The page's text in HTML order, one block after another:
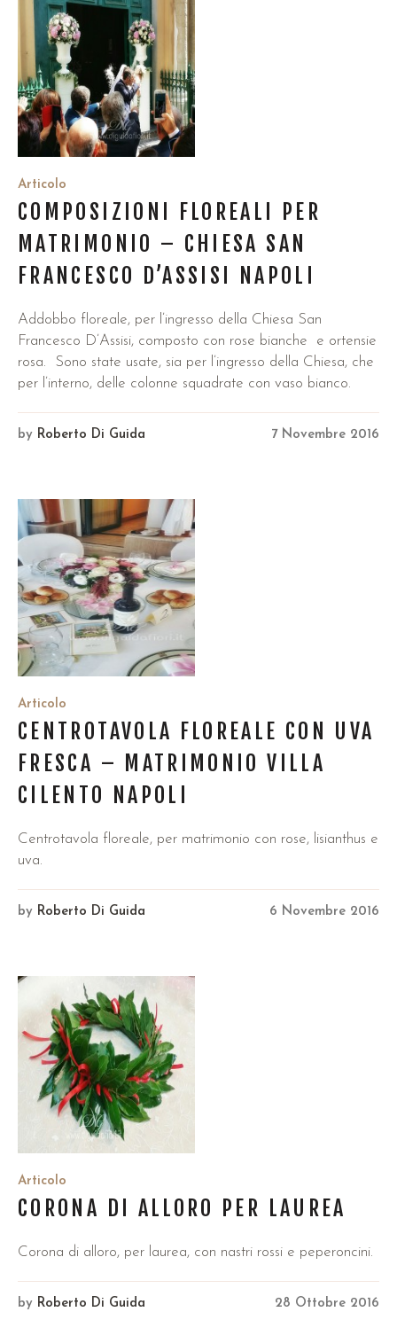
Articolo
COMPOSIZIONI FLOREALI PER
MATRIMONIO – CHIESA SAN
FRANCESCO D’ASSISI NAPOLI
Addobbo floreale, per l’ingresso della Chiesa San
Francesco D’Assisi, composto con rose bianche e ortensie
rosa. Sono state usate, sia per l’ingresso della Chiesa, che
per l’interno, delle colonne squadrate con vaso bianco.
7 Novembre 2016
by Roberto Di Guida
Articolo
CENTROTAVOLA FLOREALE CON UVA
FRESCA – MATRIMONIO VILLA
CILENTO NAPOLI
Centrotavola floreale, per matrimonio con rose, lisianthus e
uva.
6 Novembre 2016
by Roberto Di Guida
Articolo
CORONA DI ALLORO PER LAUREA
Corona di alloro, per laurea, con nastri rossi e peperoncini.
28 Ottobre 2016
by Roberto Di Guida